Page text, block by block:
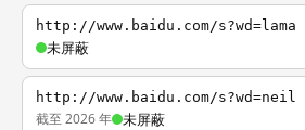
http://www.baidu.com/s?wd=lama
未屏蔽
http://www.baidu.com/s?wd=neil
截至 2026 年 未屏蔽